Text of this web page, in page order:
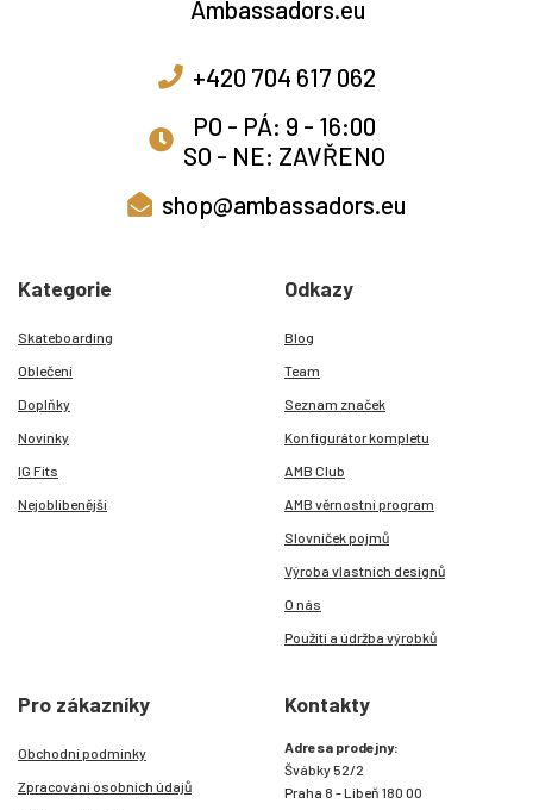
+420 704 617 062
PO - PÁ: 9 - 16:00
SO - NE: ZAVŘENO
shop@ambassadors.eu
Kategorie
Skateboarding
Oblečení
Doplňky
Novinky
IG Fits
Nejoblíbenější
Odkazy
Blog
Team
Seznam značek
Konfigurátor kompletu
AMB Club
AMB věrnostní program
Slovníček pojmů
Výroba vlastních designů
O nás
Použití a údržba výrobků
Pro zákazníky
Obchodní podmínky
Zpracování osobních údajů
Kontakty
Adresa prodejny:
Švábky 52/2
Praha 8 - Libeň 180 00